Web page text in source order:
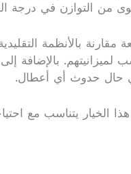
من التوازن في درجة
بالأنظمة
بالإضافة
في حال حدوث أي أعطال.
الخيار يتناسب مع